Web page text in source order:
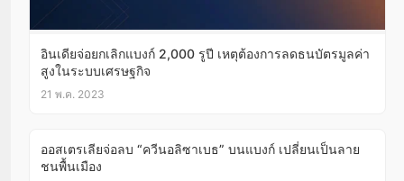
อินเดียจ่อยกเลิกแบงก์ 2,000 รูปี เหตุต้องการลดธนบัตรมูลค่า
สูงในระบบเศรษฐกิจ
21 พ.ค. 2023
ออสเตรเลียจ่อลบ “ควีนอลิซาเบธ” บนแบงก์ เปลี่ยนเป็นลาย
ชนพื้นเมือง